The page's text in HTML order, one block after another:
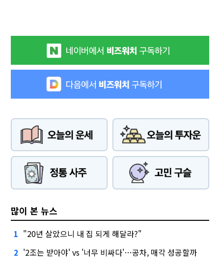
많이 본 뉴스
1 "20년 살았으니 내 집 되게 해달라?"
2 '2조는 받아야' vs '너무 비싸다'…공차, 매각 성공할까